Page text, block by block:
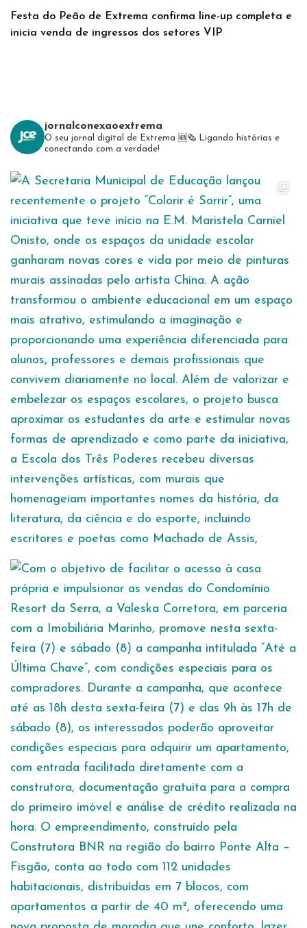
Festa do Peão de Extrema confirma line-up completa e
inicia venda de ingressos dos setores VIP
jornalconexaoextrema
O seu jornal digital de Extrema 🆕️🗞 Ligando histórias e
conectando com a verdade!